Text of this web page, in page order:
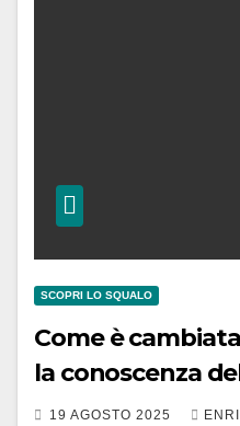
SCOPRI LO SQUALO
Come è
la conoscenza
19 AGOSTO 2025